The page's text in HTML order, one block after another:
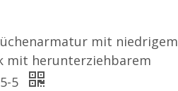
mit niedrigem
mit herunterziehbarem
5